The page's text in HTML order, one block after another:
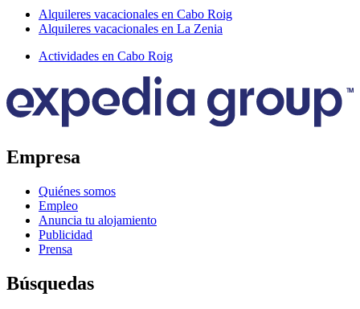
Alquileres vacacionales en Cabo Roig
Alquileres vacacionales en La Zenia
Actividades en Cabo Roig
Empresa
Quiénes somos
Empleo
Anuncia tu alojamiento
Publicidad
Prensa
Búsquedas